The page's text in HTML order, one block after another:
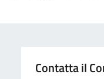
Contatta il